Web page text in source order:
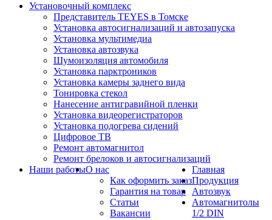
Установочный комплекс
Представитель TEYES в Томске
Установка автосигнализаций и автозапуска
Установка мультимедиа
Установка автозвука
Шумоизоляция автомобиля
Установка парктроников
Установка камеры заднего вида
Тонировка стекол
Нанесение антигравийной пленки
Установка видеорегистраторов
Установка подогрева сидений
Цифровое ТВ
Ремонт автомагнитол
Ремонт брелоков и автосигнализаций
Наши работыО нас
Как оформить заказ
Гарантия на товар
Статьи
Вакансии
Главная
Продукция
Автозвук
Автомагнитолы
1/2 DIN